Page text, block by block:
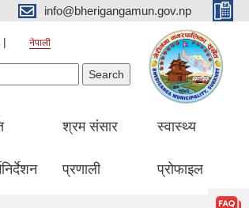
info@bherigangamun.gov.np
नेपाली
श्रम संसार
प्रणाली
स्वास्थ्य
प्रोफाइल